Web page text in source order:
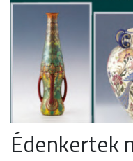
Édenkertek